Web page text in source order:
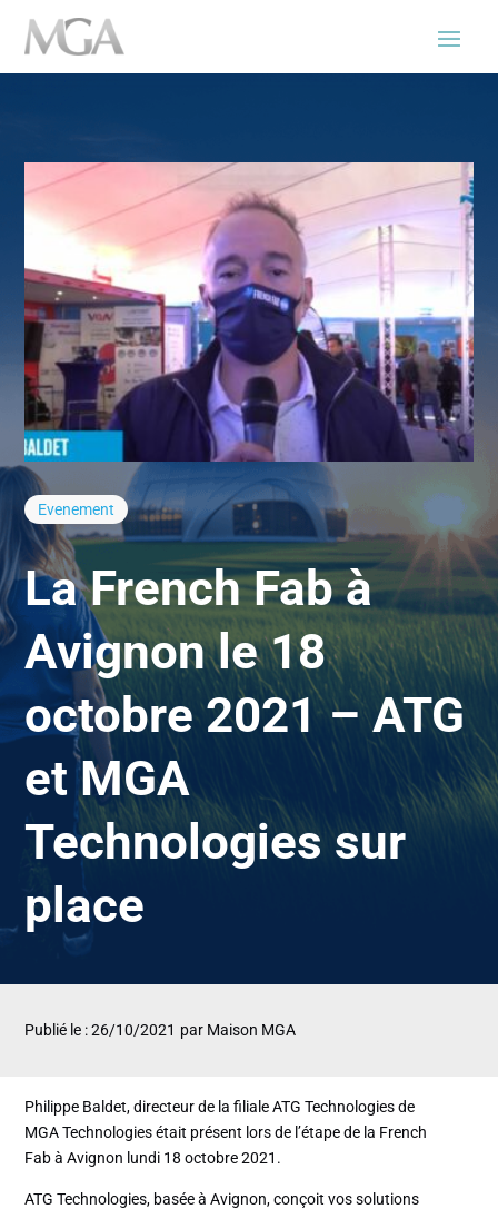
Evenement
La French Fab à
Avignon le 18
octobre 2021 – ATG
et MGA
Technologies sur
place
Publié le : 26/10/2021 par Maison MGA
Philippe Baldet, directeur de la filiale ATG Technologies de
MGA Technologies était présent lors de l’étape de la French
Fab à Avignon lundi 18 octobre 2021.
ATG Technologies, basée à Avignon, conçoit vos solutions